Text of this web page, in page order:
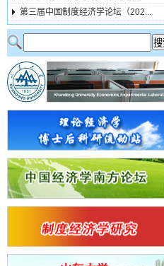
第三届中国制度经济学论坛（202...